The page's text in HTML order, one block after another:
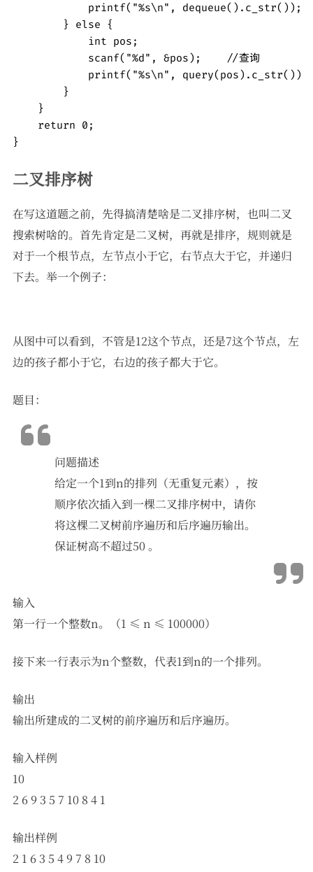
            printf("%s\n", dequeue().c_str());
        } else {
            int pos;
            scanf("%d", &pos);    //查询
            printf("%s\n", query(pos).c_str());
        }
    }
    return 0;
}
二叉排序树
在写这道题之前，先得搞清楚啥是二叉排序树，也叫二叉
搜索树啥的。首先肯定是二叉树，再就是排序，规则就是
对于一个根节点，左节点小于它，右节点大于它，并递归
下去。举一个例子：
从图中可以看到，不管是12这个节点，还是7这个节点，左
边的孩子都小于它，右边的孩子都大于它。
题目：
问题描述
给定一个1到n的排列（无重复元素），按
顺序依次插入到一棵二叉排序树中，请你
将这棵二叉树前序遍历和后序遍历输出。
保证树高不超过50 。
输入
第一行一个整数n。（1 ≤ n ≤ 100000）
接下来一行表示为n个整数，代表1到n的一个排列。
输出
输出所建成的二叉树的前序遍历和后序遍历。
输入样例
10
2 6 9 3 5 7 10 8 4 1
输出样例
2 1 6 3 5 4 9 7 8 10